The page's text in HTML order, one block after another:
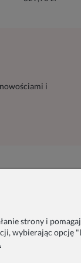
i
na prezent
się
strony i
wybierając opcję